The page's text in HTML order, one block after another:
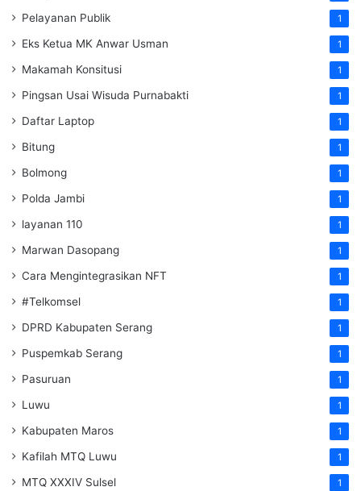
Pelayanan Publik 1
Eks Ketua MK Anwar Usman 1
Makamah Konsitusi 1
Pingsan Usai Wisuda Purnabakti 1
Daftar Laptop 1
Bitung 1
Bolmong 1
Polda Jambi 1
layanan 110 1
Marwan Dasopang 1
Cara Mengintegrasikan NFT 1
#Telkomsel 1
DPRD Kabupaten Serang 1
Puspemkab Serang 1
Pasuruan 1
Luwu 1
Kabupaten Maros 1
Kafilah MTQ Luwu 1
MTQ XXXIV Sulsel 1